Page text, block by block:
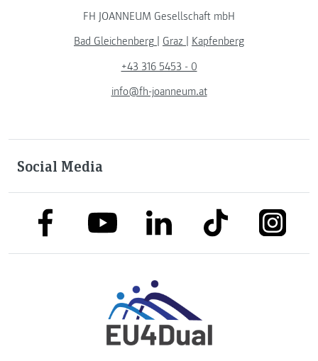
FH JOANNEUM Gesellschaft mbH
Bad Gleichenberg
Graz
Kapfenberg
+43 316 5453 - 0
info@fh-joanneum.at
Social Media
link to facebooklink to youtubelink to linkedinlink to tiktok